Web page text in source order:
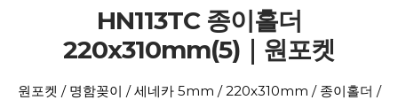
HN113TC 종이홀더
220x310mm(5)｜원포켓
원포켓 / 명함꽂이 / 세네카 5mm / 220x310mm / 종이홀더 /